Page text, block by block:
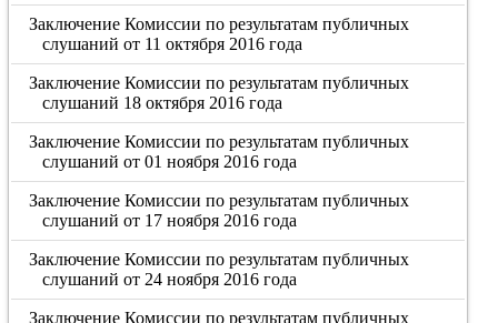
Заключение Комиссии по результатам публичных
слушаний от 11 октября 2016 года
Заключение Комиссии по результатам публичных
слушаний 18 октября 2016 года
Заключение Комиссии по результатам публичных
слушаний от 01 ноября 2016 года
Заключение Комиссии по результатам публичных
слушаний от 17 ноября 2016 года
Заключение Комиссии по результатам публичных
слушаний от 24 ноября 2016 года
Заключение Комиссии по результатам публичных